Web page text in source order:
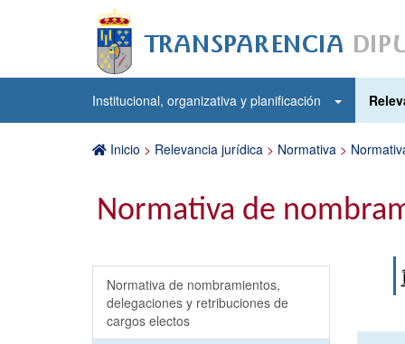
Institucional, organizativa y planificación
Inicio > Relevancia jurídica > Normativa >
Normativa de
Normativa de nombramientos,
delegaciones y retribuciones de
cargos electos